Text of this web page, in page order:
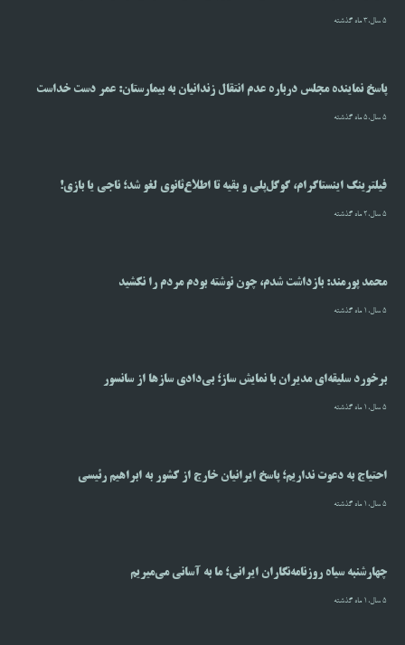
5 سال،3 ماه گذشته
پاسخ نماینده مجلس درباره عدم انتقال زندانیان به بیمارستان: عمر دست خداست
5 سال،5 ماه گذشته
فیلترینگ اینستاگرام، گوگل‌پلی و بقیه تا اطلاع‌ثانوی لغو شد؛ ناجی یا بازی!
5 سال،2 ماه گذشته
محمد پورمند: بازداشت شدم، چون نوشته بودم مردم را نکشید
5 سال،1 ماه گذشته
برخورد سلیقه‌ای مدیران با نمایش ساز؛ بی‌دادی سازها از سانسور
5 سال،1 ماه گذشته
احتیاج به دعوت نداریم؛ پاسخ ایرانیان خارج از کشور به ابراهیم رئیسی
5 سال،1 ماه گذشته
چهارشنبه سیاه روزنامه‌نگاران ایرانی؛ ما به آسانی می‌میریم
5 سال،1 ماه گذشته